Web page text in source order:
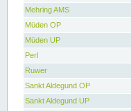
Mehring AMS
Müden OP
Müden UP
Perl
Ruwer
Sankt Aldegund OP
Sankt Aldegund UP